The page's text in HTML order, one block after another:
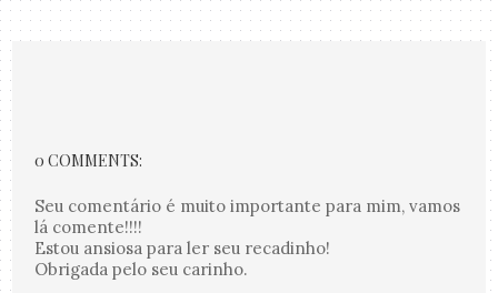
0 COMMENTS:
Seu comentário é muito importante para mim, vamos
lá comente!!!!
Estou ansiosa para ler seu recadinho!
Obrigada pelo seu carinho.